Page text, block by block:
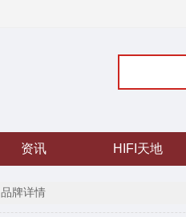
资讯 HIFI天地
品牌详情